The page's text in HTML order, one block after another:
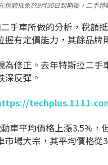
稅額抵免於9月30日到期後，二手
手車所做的分析，稅額
有定價能力，其餘品牌
修正。去年特斯拉二
反彈。
車平均價格上漲3.5%，
市場大宗，其平均價格